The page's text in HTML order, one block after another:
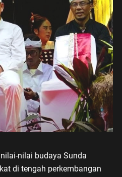
nilai budaya Sunda
di tengah perkembangan